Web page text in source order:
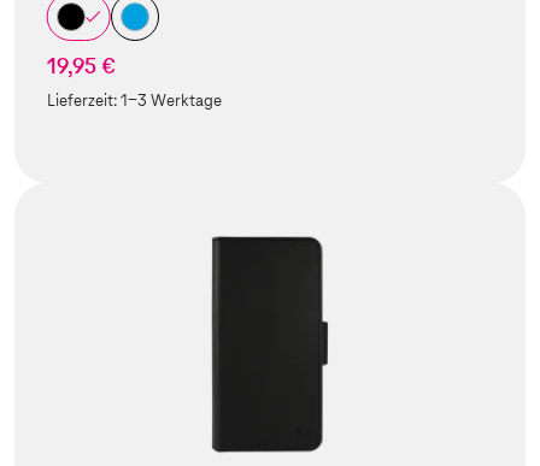
19,95 €
Lieferzeit:1-3 Werktage